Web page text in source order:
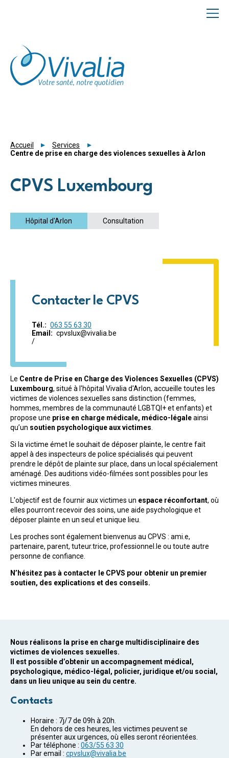
Accueil
Services
Centre de prise en charge des violences sexuelles à Arlon
CPVS Luxembourg
Hôpital d'Arlon Consultation
Le Centre de Prise en Charge des Violences Sexuelles (CPVS)
Luxembourg, situé à l'hôpital Vivalia d'Arlon, accueille toutes les
victimes de violences sexuelles sans distinction (femmes,
hommes, membres de la communauté LGBTQI+ et enfants) et
propose une prise en charge médicale, médico-légaleainsi
qu’un soutien psychologique aux victimes
Si la victime émet le souhait de déposer plainte, le centre fait
appel à des inspecteurs de police spécialisés qui peuvent
prendre le dépôt de plainte sur place, dans un local spécialement
aménagé. Des auditions vidéo-filmées sont possibles pour les
victimes mineures.
L'objectif est de fournir aux victimes un espace réconfortant, où
elles pourront recevoir des soins, une aide psychologique et
déposer plainte en un seul et unique lieu.
Les proches sont également bienvenus au CPVS : ami.e,
partenaire, parent, tuteur.trice, professionnel.le ou toute autre
personne de confiance.
N’hésitez pas à contacter le CPVS pour obtenir un premier
soutien, des explications et des conseils.
Contacter le CPVS
Tél.
063 55 63 30
Email
cpvslux@vivalia.be
/
Nous réalisons la prise en charge multidisciplinaire des
victimes de violences sexuelles.
Il est possible d’obtenir un accompagnement médical,
psychologique, médico-légal, policier, juridique et/ou social,
dans un lieu unique au sein du centre.
Contacts
Horaire : 7j/7 de 09h à 20h.
En dehors de ces heures, les victimes peuvent se
présenter aux urgences, où elles seront réorientées.
Par téléphone : 063/55 63 30
Par email : cpvslux@vivalia.be